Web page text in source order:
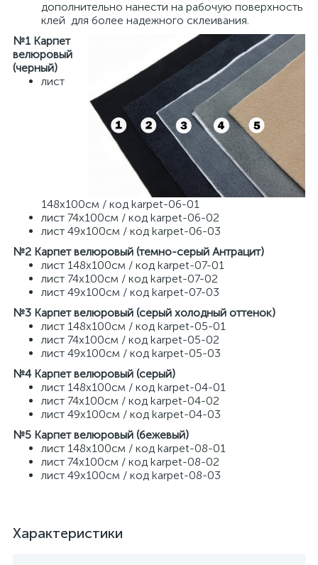
дополнительно нанести на рабочую поверхность
клей для более надежного склеивания.
№1 Карпет
велюровый
(черный)
лист
148х100см / код karpet-06-01
лист 74х100см / код karpet-06-02
лист 49х100см / код karpet-06-03
№2 Карпет велюровый (темно-серый Антрацит)
лист 148х100см / код karpet-07-01
лист 74х100см / код karpet-07-02
лист 49х100см / код karpet-07-03
№3 Карпет велюровый (серый холодный оттенок)
лист 148х100см / код karpet-05-01
лист 74х100см / код karpet-05-02
лист 49х100см / код karpet-05-03
№4 Карпет велюровый (серый)
лист 148х100см / код karpet-04-01
лист 74х100см / код karpet-04-02
лист 49х100см / код karpet-04-03
№5 Карпет велюровый (бежевый)
лист 148х100см / код karpet-08-01
лист 74х100см / код karpet-08-02
лист 49х100см / код karpet-08-03
Характеристики